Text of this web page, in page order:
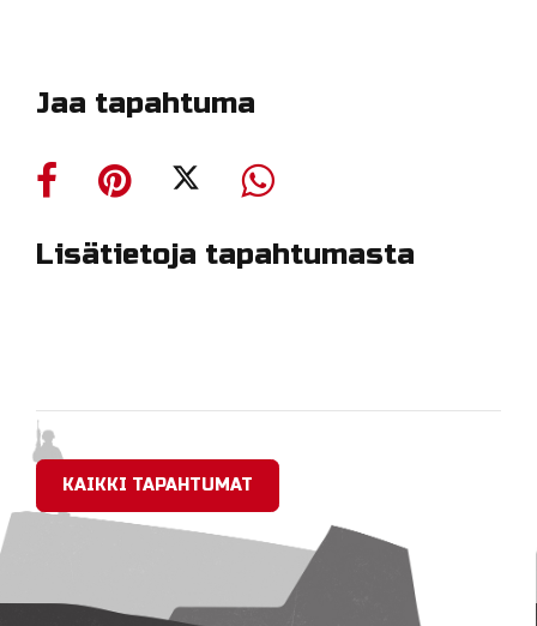
Jaa tapahtuma
Lisätietoja tapahtumasta
KAIKKI TAPAHTUMAT